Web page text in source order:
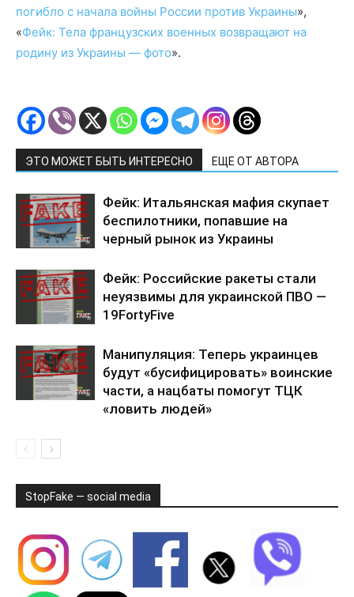
погибло с начала войны России против Украины»,
«Фейк: Тела французских военных возвращают на
родину из Украины — фото».
ЭТО МОЖЕТ БЫТЬ ИНТЕРЕСНО ЕЩЕ ОТ АВТОРА
Фейк: Итальянская мафия скупает
беспилотники, попавшие на
черный рынок из Украины
Фейк: Российские ракеты стали
неуязвимы для украинской ПВО —
19FortyFive
Манипуляция: Теперь украинцев
будут «бусифицировать» воинские
части, а нацбаты помогут ТЦК
«ловить людей»
StopFake — social media